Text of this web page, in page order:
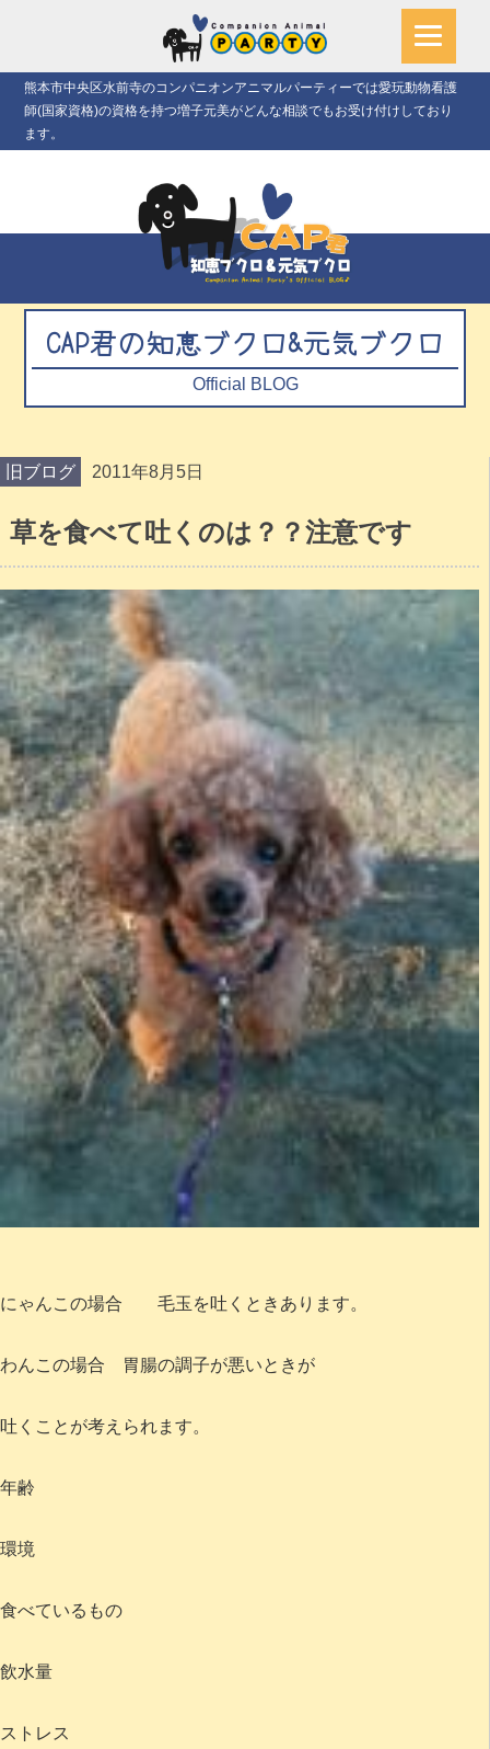
熊本市中央区水前寺のコンパニオンアニマルパーティーでは愛玩動物看護
師(国家資格)の資格を持つ増子元美がどんな相談でもお受け付けしており
ます。
CAP君の知恵ブクロ&元気ブクロ
Official BLOG
旧ブログ 2011年8月5日
草を食べて吐くのは？？注意です
にゃんこの場合 毛玉を吐くときあります。
わんこの場合 胃腸の調子が悪いときが
吐くことが考えられます。
年齢
環境
食べているもの
飲水量
ストレス